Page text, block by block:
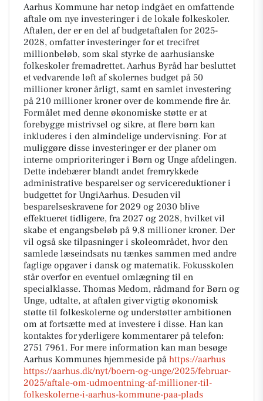
Aarhus Kommune har netop indgået en omfattende
aftale om nye investeringer i de lokale folkeskoler.
Aftalen, der er en del af budgetaftalen for 2025-
2028, omfatter investeringer for et trecifret
millionbeløb, som skal styrke de aarhusianske
folkeskoler fremadrettet. Aarhus Byråd har besluttet
et vedvarende løft af skolernes budget på 50
millioner kroner årligt, samt en samlet investering
på 210 millioner kroner over de kommende fire år.
Formålet med denne økonomiske støtte er at
forebygge mistrivsel og sikre, at flere børn kan
inkluderes i den almindelige undervisning. For at
muliggøre disse investeringer er der planer om
interne omprioriteringer i Børn og Unge afdelingen.
Dette indebærer blandt andet fremrykkede
administrative besparelser og servicereduktioner i
budgettet for UngiAarhus. Desuden vil
besparelseskravene for 2029 og 2030 blive
effektueret tidligere, fra 2027 og 2028, hvilket vil
skabe et engangsbeløb på 9,8 millioner kroner. Der
vil også ske tilpasninger i skoleområdet, hvor den
samlede læseindsats nu tænkes sammen med andre
faglige opgaver i dansk og matematik. Fokusskolen
står overfor en eventuel omlægning til en
specialklasse. Thomas Medom, rådmand for Børn og
Unge, udtalte, at aftalen giver vigtig økonomisk
støtte til folkeskolerne og understøtter ambitionen
om at fortsætte med at investere i disse. Han kan
kontaktes for yderligere kommentarer på telefon:
2751 7961. For mere information kan man besøge
Aarhus Kommunes hjemmeside på https://aarhus
https://aarhus.dk/nyt/boern-og-unge/2025/februar-
2025/aftale-om-udmoentning-af-millioner-til-
folkeskolerne-i-aarhus-kommune-paa-plads